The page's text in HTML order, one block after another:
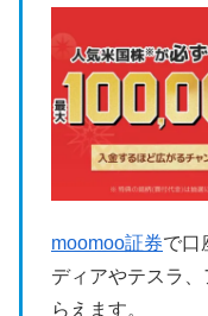
moomoo証券で口
ディアやテスラ
らえます。